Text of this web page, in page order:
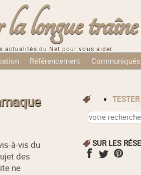
longue traîne
actualités du Net pour vous aider ...
Référencement
à-vis du
des
ne
SUR LES